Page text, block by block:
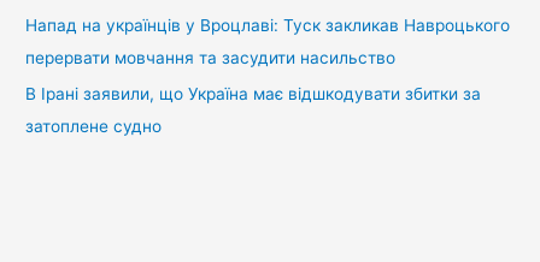
Напад на українців у Вроцлаві: Туск закликав Навроцького
перервати мовчання та засудити насильство
В Ірані заявили, що Україна має відшкодувати збитки за
затоплене судно